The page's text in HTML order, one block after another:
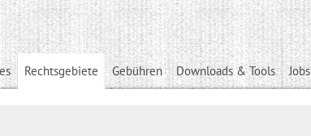
Rechtsgebiete Gebühren Downloads & Tools Jobs